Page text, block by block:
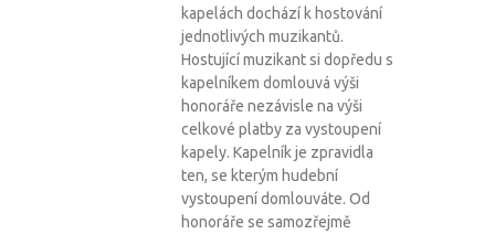
kapelách dochází k hostování
jednotlivých muzikantů.
Hostující muzikant si dopředu s
kapelníkem domlouvá výši
honoráře nezávisle na výši
celkové platby za vystoupení
kapely. Kapelník je zpravidla
ten, se kterým hudební
vystoupení domlouváte. Od
honoráře se samozřejmě